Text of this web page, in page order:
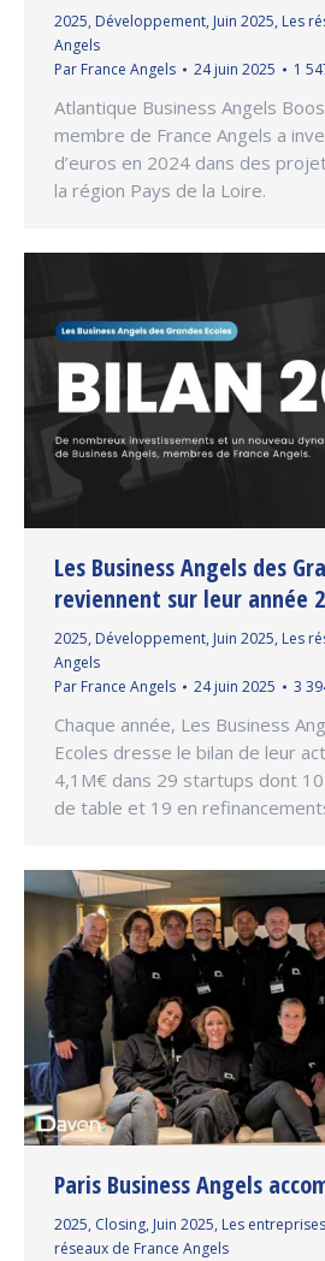
2025, Développement, Juin 2025, Les
Angels
Par France Angels 24 juin 2025 1
Atlantique Business Angels
membre de France Angels a
d’euros en 2024 dans des
la région Pays de la Loire.
Les Business Angels des
reviennent sur leur année
2025, Développement, Juin 2025, Les
Angels
Par France Angels 24 juin 2025 3
Chaque année, Les Business
Ecoles dresse le bilan de leur
4,1M€ dans 29 startups dont
de table et 19 en
Paris Business Angels
2025, Closing, Juin 2025, Les
réseaux de France Angels